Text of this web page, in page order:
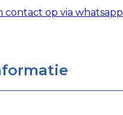
contact op via whatsapp